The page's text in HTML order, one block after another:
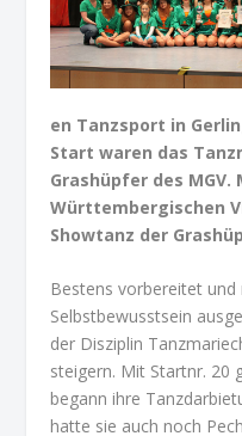
en Tanzsport in
Start waren das
Grashüpfer des MGV.
Württembergischen
Showtanz der
Bestens vorbereitet
Selbstbewusstsein
der Disziplin
steigern. Mit Startnr. 20
begann ihre
hatte sie auch noch